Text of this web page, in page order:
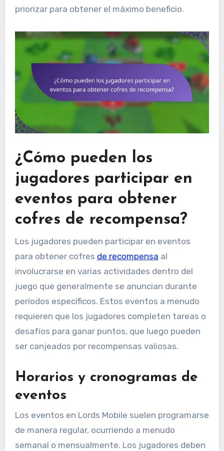
priorizar para obtener el máximo beneficio.
¿Cómo pueden los
jugadores participar en
eventos para obtener
cofres de recompensa?
Los jugadores pueden participar en eventos
para obtener cofres de recompensa al
involucrarse en varias actividades dentro del
juego que generalmente se anuncian durante
períodos específicos. Estos eventos a menudo
requieren que los jugadores completen tareas o
desafíos para ganar puntos, que luego pueden
ser canjeados por recompensas valiosas.
Horarios y cronogramas de
eventos
Los eventos en Lords Mobile suelen programarse
de manera regular, ocurriendo a menudo
semanal o mensualmente. Los jugadores deben